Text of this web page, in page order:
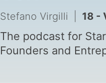
Stefano Virgilli 18 - VOX#17: SolShare, Daniel
The podcast for
Founders and